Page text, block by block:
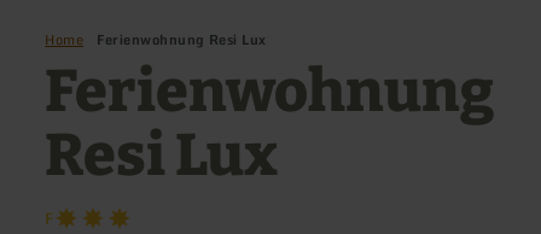
Home Ferienwohnung Resi Lux
Ferienwohnung
Resi Lux
F